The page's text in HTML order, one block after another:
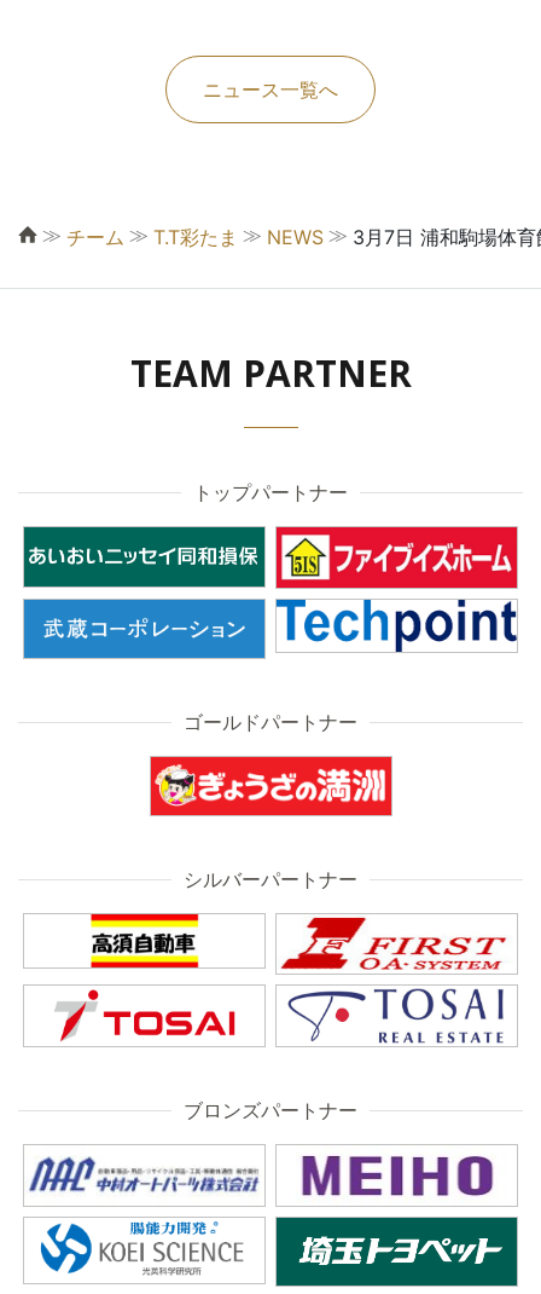
ニュース一覧へ
≫ チーム ≫ T.T彩たま ≫ NEWS ≫ 3月7日 浦和駒場体
TEAM PARTNER
トップパートナー
ゴールドパートナー
シルバーパートナー
ブロンズパートナー